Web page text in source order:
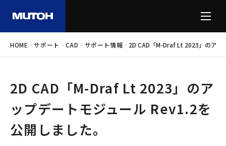
HOME -サポート - CAD - サポート情報 - 2D CAD「M-Draf Lt 2023」のアッ
2D CAD「M-Draf Lt 2023」のア
ップデートモジュール Rev1.2を
公開しました。